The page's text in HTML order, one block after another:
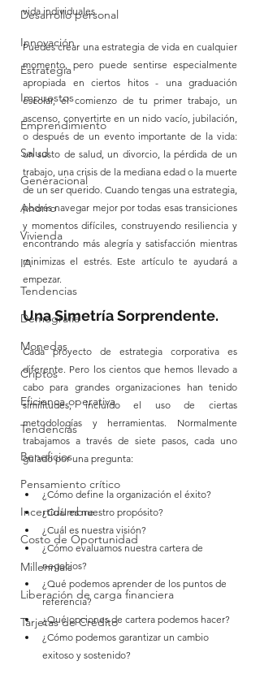
Desarrollo personal
Innovación
Estrategia
Impuestos
Emprendimiento
Salud
Generacional
Ahorro
Vivienda
IA
Tendencias
Demografía
Monedas
Criptos
Eficienca operativa
Tendencias
Beneficios
Pensamiento crítico
Incertidumbre
Costo de Oportunidad
Millennials
Liberación de carga financiera
Tarjetas de Crédito
vida individuales.
Puedes crear una estrategia de vida en cualquier
momento, pero puede sentirse especialmente
apropiada en ciertos hitos - una graduación
escolar, el comienzo de tu primer trabajo, un
ascenso, convertirte en un nido vacío, jubilación,
o después de un evento importante de la vida:
un susto de salud, un divorcio, la pérdida de un
trabajo, una crisis de la mediana edad o la muerte
de un ser querido. Cuando tengas una estrategia,
podrás navegar mejor por todas esas transiciones
y momentos difíciles, construyendo resiliencia y
encontrando más alegría y satisfacción mientras
minimizas el estrés. Este artículo te ayudará a
empezar.
Una Simetría Sorprendente.
Cada proyecto de estrategia corporativa es
diferente. Pero los cientos que hemos llevado a
cabo para grandes organizaciones han tenido
similitudes, incluido el uso de ciertas
metodologías y herramientas. Normalmente
trabajamos a través de siete pasos, cada uno
guiado por una pregunta:
¿Cómo define la organización el éxito?
¿Cuál es nuestro propósito?
¿Cuál es nuestra visión?
¿Cómo evaluamos nuestra cartera de
negocios?
¿Qué podemos aprender de los puntos de
referencia?
¿Qué opciones de cartera podemos hacer?
¿Cómo podemos garantizar un cambio
exitoso y sostenido?